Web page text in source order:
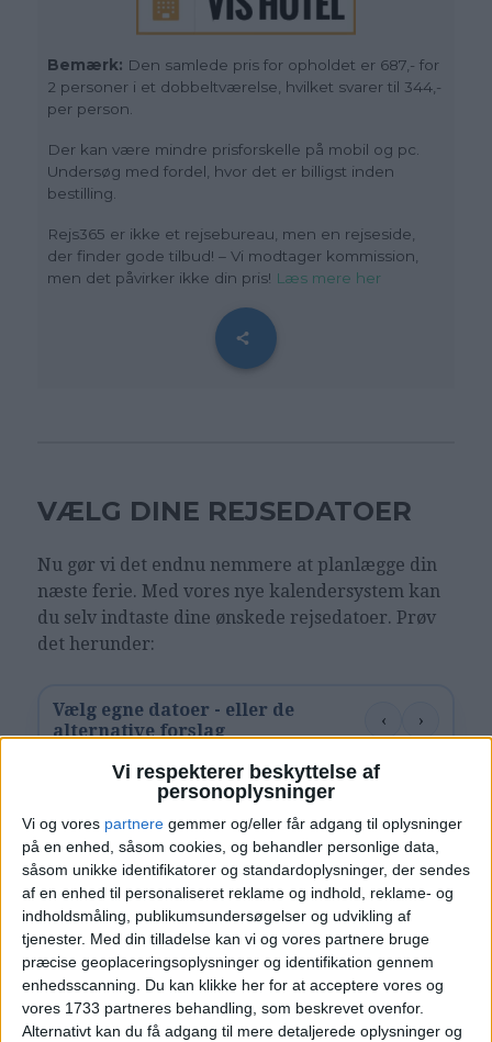
Vi respekterer beskyttelse af
personoplysninger
Vi og vores partnere gemmer og/eller får adgang til oplysninger
på en enhed, såsom cookies, og behandler personlige data,
såsom unikke identifikatorer og standardoplysninger, der sendes
af en enhed til personaliseret reklame og indhold, reklame- og
indholdsmåling, publikumsundersøgelser og udvikling af
tjenester. Med din tilladelse kan vi og vores partnere bruge
præcise geoplaceringsoplysninger og identifikation gennem
enhedsscanning. Du kan klikke her for at acceptere vores og
vores 1733 partneres behandling, som beskrevet ovenfor.
Alternativt kan du få adgang til mere detaljerede oplysninger og
Bemærk: Den samlede pris for opholdet er 687,- for
2 personer i et dobbeltværelse, hvilket svarer til 344,-
per person.
Der kan være mindre prisforskelle på mobil og pc.
Undersøg med fordel, hvor det er billigst inden
bestilling.
Rejs365 er ikke et rejsebureau, men en rejseside,
der finder gode tilbud! – Vi modtager kommission,
men det påvirker ikke din pris! Læs mere her
VÆLG DINE REJSEDATOER
Nu gør vi det endnu nemmere at planlægge din
næste ferie. Med vores nye kalendersystem kan
du selv indtaste dine ønskede rejsedatoer. Prøv
det herunder:
Vælg egne datoer - eller de
alternative forslag
‹ ›
juli 2026
U27 1 2 3 4 5
U28 6 7 8 9 10 11 12
U29 13 14 15 16 17 18 19
U30 20 21 22 23 24 25 26